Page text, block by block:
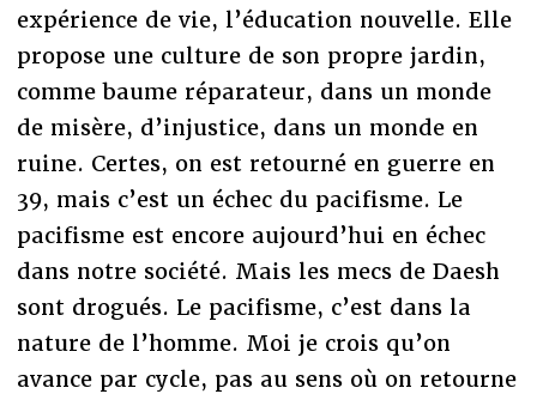
expérience de vie, l’éducation nouvelle. Elle
propose une culture de son propre jardin,
comme baume réparateur, dans un monde
de misère, d’injustice, dans un monde en
ruine. Certes, on est retourné en guerre en
39, mais c’est un échec du pacifisme. Le
pacifisme est encore aujourd’hui en échec
dans notre société. Mais les mecs de Daesh
sont drogués. Le pacifisme, c’est dans la
nature de l’homme. Moi je crois qu’on
avance par cycle, pas au sens où on retourne